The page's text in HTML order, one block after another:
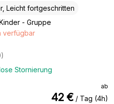
- Gruppe
Leicht fortgeschritten
Stornierung
verfügbar
)
ab
42 € / Tag (4h)